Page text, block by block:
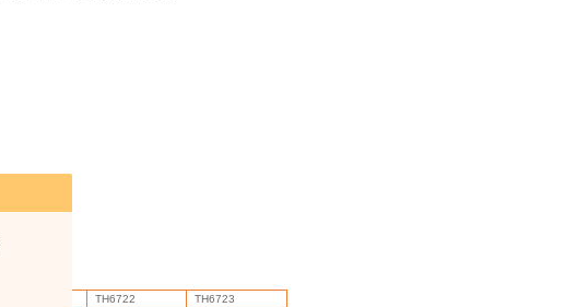
TH6722 TH6723